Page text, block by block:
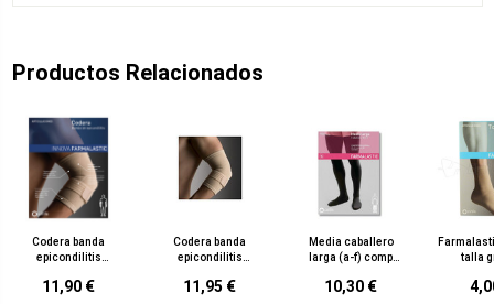
Productos Relacionados
Codera banda
epicondilitis
11,90 €
Codera banda
epicondilitis
contorno 13-16 t-peq
11,95 €
Media caballero
larga (a-f) comp
edge 2 U
10,30 €
talla